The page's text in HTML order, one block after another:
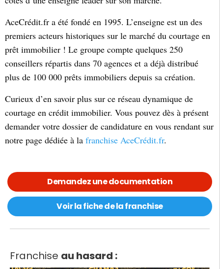
AceCrédit.fr a été fondé en 1995. L’enseigne est un des
premiers acteurs historiques sur le marché du courtage en
prêt immobilier ! Le groupe compte quelques 250
conseillers répartis dans 70 agences et a déjà distribué
plus de 100 000 prêts immobiliers depuis sa création.
Curieux d’en savoir plus sur ce réseau dynamique de
courtage en crédit immobilier. Vous pouvez dès à présent
demander votre dossier de candidature en vous rendant sur
notre page dédiée à la franchise AceCrédit.fr.
Demandez une documentation
Voir la fiche de la franchise
Franchise au hasard :